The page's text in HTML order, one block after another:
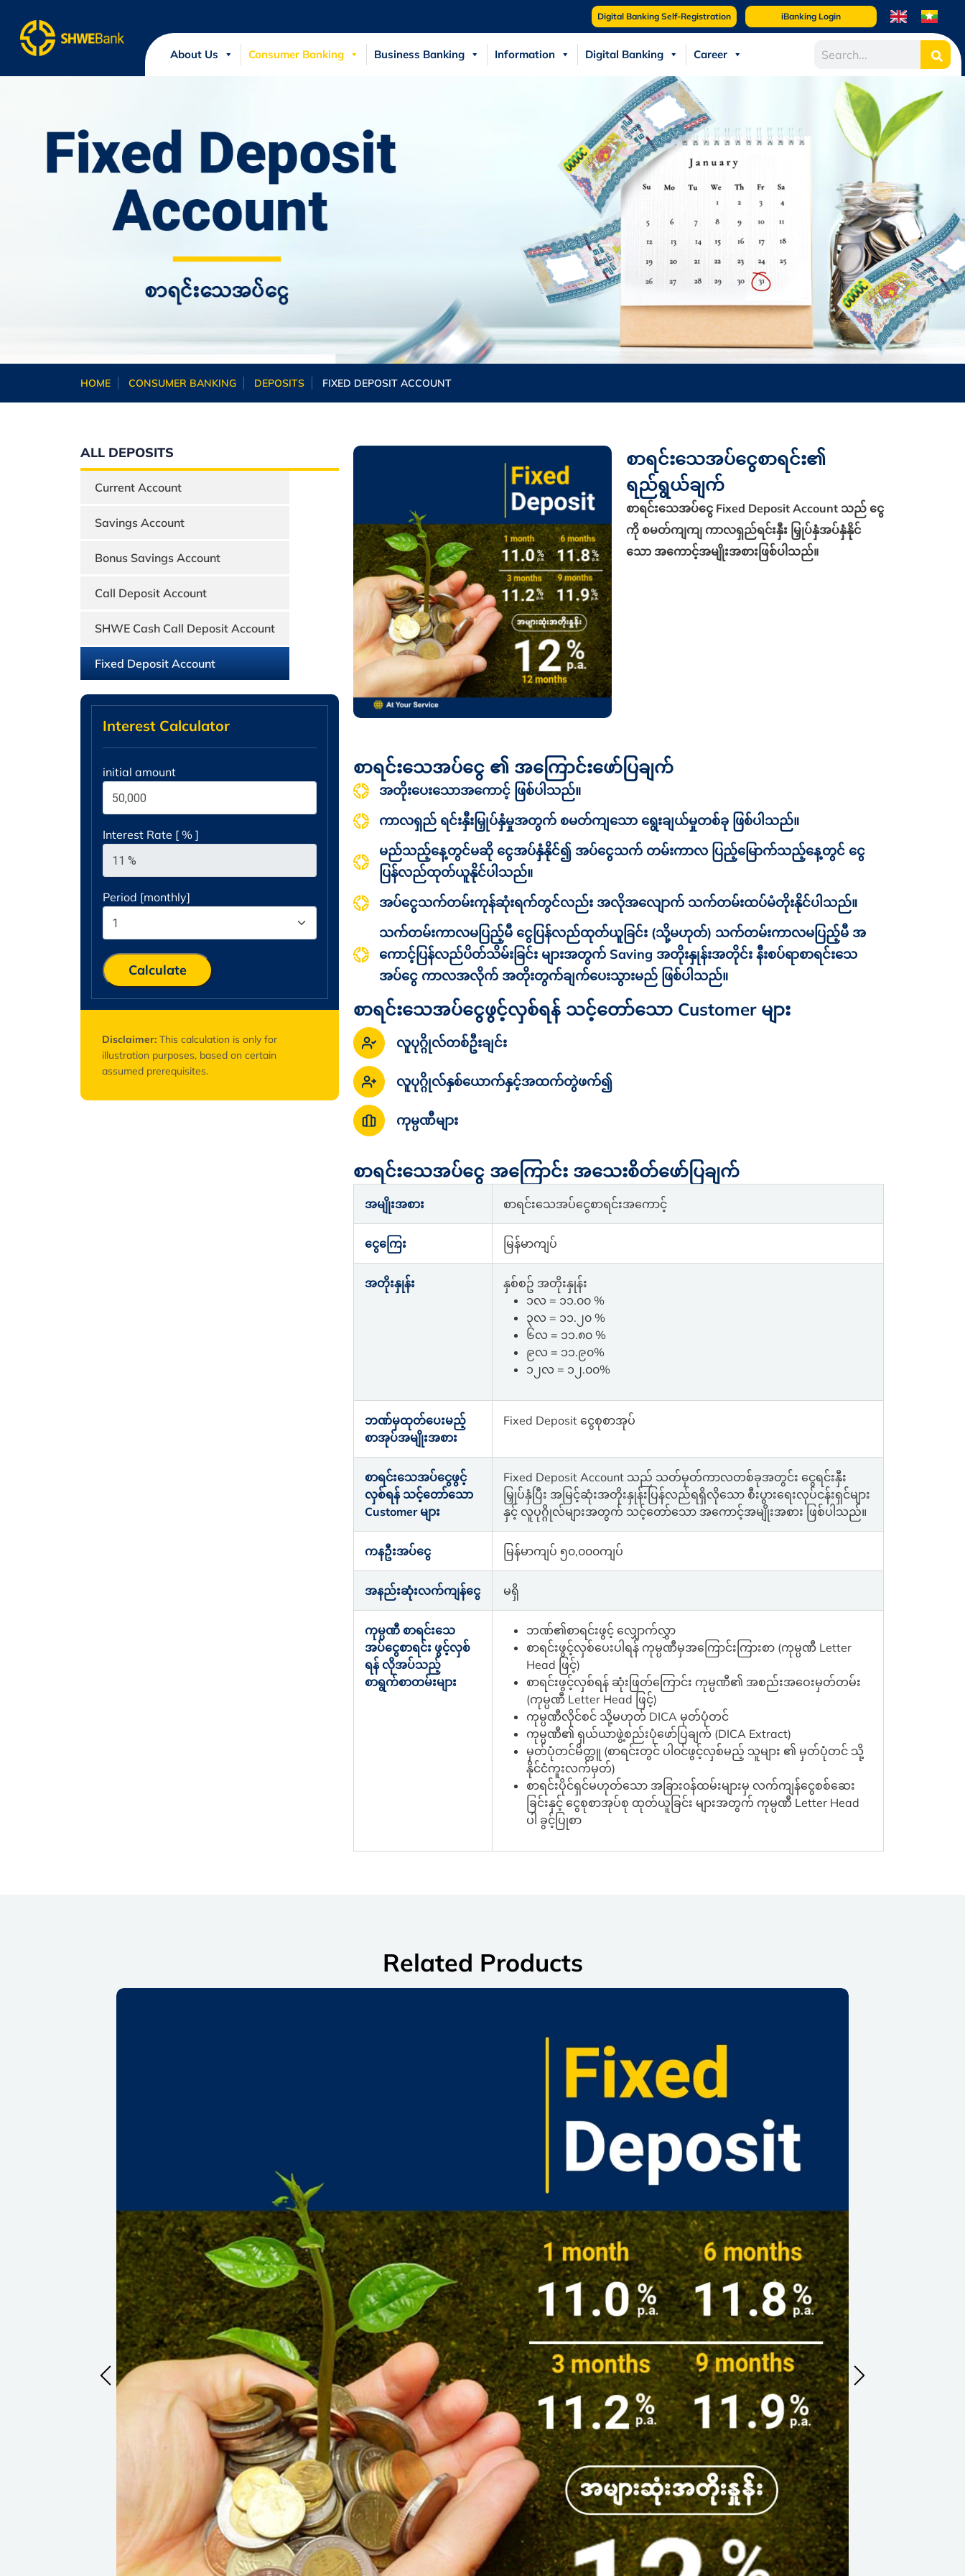
Digital Banking Self-Registration iBanking Login
About Us Consumer Banking Business Banking Information Digital Banking Career
HOME CONSUMER BANKING DEPOSITS FIXED DEPOSIT ACCOUNT
ALL DEPOSITS
Current Account
Savings Account
Bonus Savings Account
Call Deposit Account
SHWE Cash Call Deposit Account
Fixed Deposit Account
Interest Calculator
initial amount
Interest Rate [ % ]
Period [monthly]
Calculate
Disclaimer: This calculation is only for
illustration purposes, based on certain
assumed prerequisites.
စာရင်းသေအပ်ငွေစာရင်း၏
ရည်ရွယ်ချက်
စာရင်းသေအပ်ငွေ Fixed Deposit Account သည် ငွေ
ကို စမတ်ကျကျ ကာလရှည်ရင်းနှီး မြှုပ်နှံအပ်နှံနိုင်
သော အကောင့်အမျိုးအစားဖြစ်ပါသည်။
စာရင်းသေအပ်ငွေ ၏ အကြောင်းဖော်ပြချက်
အတိုးပေးသောအကောင့် ဖြစ်ပါသည်။
ကာလရှည် ရင်းနှီးမြှုပ်နှံမှုအတွက် စမတ်ကျသော ရွေးချယ်မှုတစ်ခု ဖြစ်ပါသည်။
မည်သည့်နေ့တွင်မဆို ငွေအပ်နှံနိုင်၍ အပ်ငွေသက် တမ်းကာလ ပြည့်မြောက်သည့်နေ့တွင် ငွေ
ပြန်လည်ထုတ်ယူနိုင်ပါသည်။
အပ်ငွေသက်တမ်းကုန်ဆုံးရက်တွင်လည်း အလိုအလျောက် သက်တမ်းထပ်မံတိုးနိုင်ပါသည်။
သက်တမ်းကာလမပြည့်မီ ငွေပြန်လည်ထုတ်ယူခြင်း (သို့မဟုတ်) သက်တမ်းကာလမပြည့်မီ အ
ကောင့်ပြန်လည်ပိတ်သိမ်းခြင်း များအတွက် Saving အတိုးနှုန်းအတိုင်း နီးစပ်ရာစာရင်းသေ
အပ်ငွေ ကာလအလိုက် အတိုးတွက်ချက်ပေးသွားမည် ဖြစ်ပါသည်။
စာရင်းသေအပ်ငွေဖွင့်လှစ်ရန် သင့်တော်သော Customer များ
လူပုဂ္ဂိုလ်တစ်ဦးချင်း
လူပုဂ္ဂိုလ်နှစ်ယောက်နှင့်အထက်တွဲဖက်၍
ကုမ္ပဏီများ
စာရင်းသေအပ်ငွေ အကြောင်း အသေးစိတ်ဖော်ပြချက်
အမျိုးအစား စာရင်းသေအပ်ငွေစာရင်းအကောင့်
ငွေကြေး မြန်မာကျပ်
အတိုးနှုန်း
နှစ်စဥ် အတိုးနှုန်း
၁လ = ၁၁.၀၀ %
၃လ = ၁၁.၂၀ %
၆လ = ၁၁.၈၀ %
၉လ = ၁၁.၉၀%
၁၂လ = ၁၂.၀၀%
ဘဏ်မှထုတ်ပေးမည့်
စာအုပ်အမျိုးအစား
Fixed Deposit ငွေစုစာအုပ်
စာရင်းသေအပ်ငွေဖွင့်
လှစ်ရန် သင့်တော်သော
Customer များ
Fixed Deposit Account သည် သတ်မှတ်ကာလတစ်ခုအတွင်း ငွေရင်းနှီး
မြှုပ်နှံပြီး အမြင့်ဆုံးအတိုးနှုန်းပြန်လည်ရရှိလိုသော စီးပွားရေးလုပ်ငန်းရှင်များ
နှင့် လူပုဂ္ဂိုလ်များအတွက် သင့်တော်သော အကောင့်အမျိုးအစား ဖြစ်ပါသည်။
ကနဦးအပ်ငွေ မြန်မာကျပ် ၅၀,၀၀၀ကျပ်
အနည်းဆုံးလက်ကျန်ငွေ မရှိ
ကုမ္ပဏီ စာရင်းသေ
အပ်ငွေစာရင်း ဖွင့်လှစ်
ရန် လိုအပ်သည့်
စာရွက်စာတမ်းများ
ဘဏ်၏စာရင်းဖွင့် လျှောက်လွှာ
စာရင်းဖွင့်လှစ်ပေးပါရန် ကုမ္ပဏီမှအကြောင်းကြားစာ (ကုမ္ပဏီ Letter
Head ဖြင့်)
စာရင်းဖွင့်လှစ်ရန် ဆုံးဖြတ်ကြောင်း ကုမ္ပဏီ၏ အစည်းအဝေးမှတ်တမ်း
(ကုမ္ပဏီ Letter Head ဖြင့်)
ကုမ္ပဏီလိုင်စင် သို့မဟုတ် DICA မှတ်ပုံတင်‌
ကုမ္ပဏီ၏ ရှယ်ယာဖွဲ့စည်းပုံဖော်ပြချက် (DICA Extract)
မှတ်ပုံတင်မိတ္တူ (စာရင်းတွင် ပါ၀င်ဖွင့်လှစ်မည့် သူများ ၏ မှတ်ပုံတင် သို့
နိုင်ငံကူးလက်မှတ်)
စာရင်းပိုင်ရှင်မဟုတ်သော အခြား၀န်ထမ်းများမှ လက်ကျန်ငွေစစ်ဆေး
ခြင်းနှင့် ငွေစုစာအုပ်စု ထုတ်ယူခြင်း များအတွက် ကုမ္ပဏီ Letter Head
ပါ ခွင့်ပြုစာ
Related Products